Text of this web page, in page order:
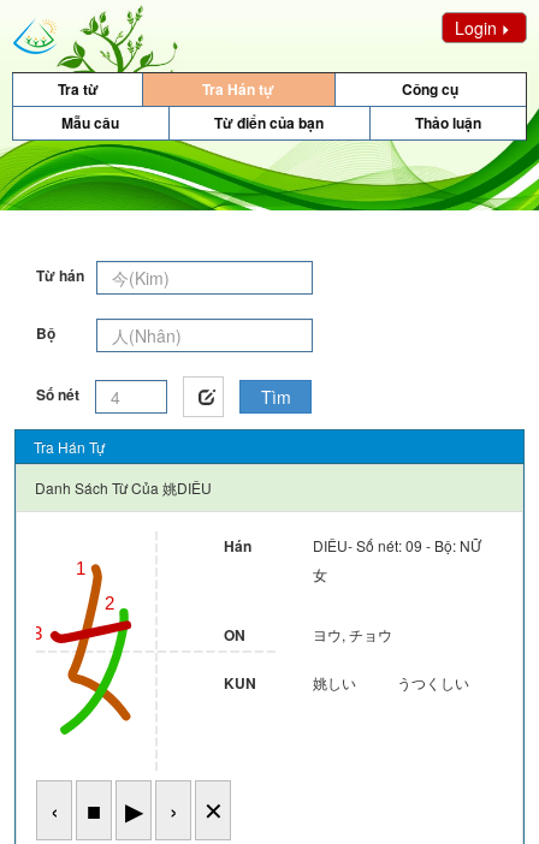
Login
Tra từ Tra Hán tự
Công cụ
Mẫu câu
Từ điển của bạn Thảo luận
Từ hán
Bộ
Số nét Tìm
Tra Hán Tự
Danh Sách Từ Của 姚DIÊU
1
2
3
‹ ■ ▶ › ✕
Hán
DIÊU- Số nét: 09 - Bộ: NỮ
女
ON ヨウ, チョウ
KUN 姚しい うつくしい